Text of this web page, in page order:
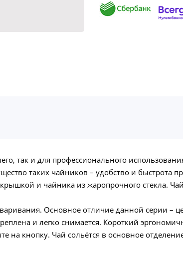
так и для профессионального
таких чайников – удобство и быстрота
и чайника из жаропрочного стекла.
Основное отличие данной серии –
и легко снимается. Короткий
на кнопку. Чай сольётся в основное